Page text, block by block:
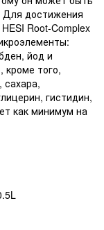
Для достижения
Root-Complex
йод и
кроме того,
сахара,
гистидин,
как минимум на